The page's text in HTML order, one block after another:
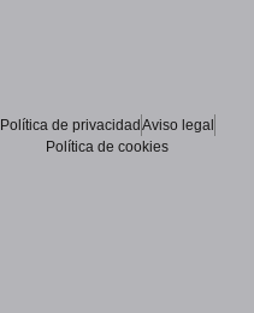
Política de privacidadAviso legal
Política de cookies